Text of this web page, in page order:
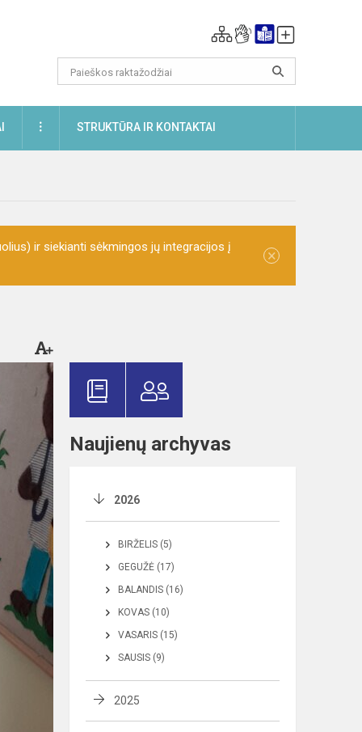
DAUGIAUSTRUKTŪRA IR KONTAKTAI
ir siekianti sėkmingos jų integracijos į
×
Naujienų archyvas
2026
BIRŽELIS (5)
GEGUŽĖ (17)
BALANDIS (16)
KOVAS (10)
VASARIS (15)
SAUSIS (9)
2025